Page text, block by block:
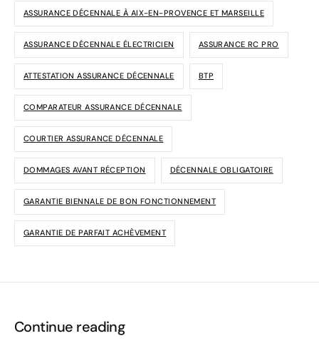
ASSURANCE DÉCENNALE À AIX-EN-PROVENCE ET MARSEILLE
ASSURANCE DÉCENNALE ÉLECTRICIEN ASSURANCE RC PRO
ATTESTATION ASSURANCE DÉCENNALE BTP
COMPARATEUR ASSURANCE DÉCENNALE
COURTIER ASSURANCE DÉCENNALE
DOMMAGES AVANT RÉCEPTION DÉCENNALE OBLIGATOIRE
GARANTIE BIENNALE DE BON FONCTIONNEMENT
GARANTIE DE PARFAIT ACHÈVEMENT
Continue reading